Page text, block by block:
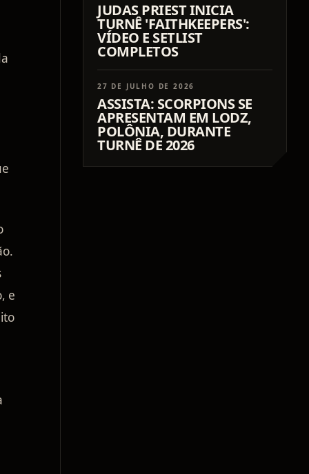
e
JUDAS PRIEST INICIA
TURNÊ 'FAITHKEEPERS':
VÍDEO E SETLIST
COMPLETOS
27 DE JULHO DE 2026
ASSISTA: SCORPIONS SE
APRESENTAM EM LODZ,
POLÔNIA, DURANTE
TURNÊ DE 2026